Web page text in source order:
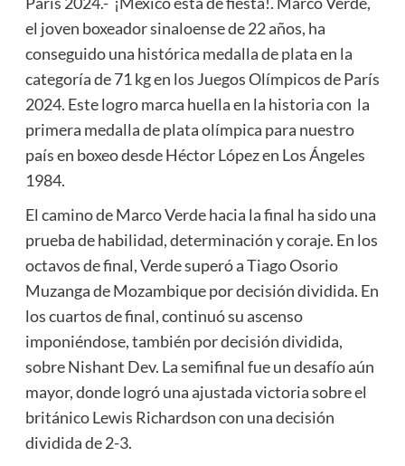
el joven boxeador sinaloense de 22 años, ha
conseguido una histórica medalla de plata en la
categoría de 71 kg en los Juegos Olímpicos de París
2024. Este logro marca huella en la historia con la
primera medalla de plata olímpica para nuestro
país en boxeo desde Héctor López en Los Ángeles
1984.
El camino de Marco Verde hacia la final ha sido una
prueba de habilidad, determinación y coraje. En los
octavos de final, Verde superó a Tiago Osorio
Muzanga de Mozambique por decisión dividida. En
los cuartos de final, continuó su ascenso
imponiéndose, también por decisión dividida,
sobre Nishant Dev. La semifinal fue un desafío aún
mayor, donde logró una ajustada victoria sobre el
británico Lewis Richardson con una decisión
dividida de 2-3.